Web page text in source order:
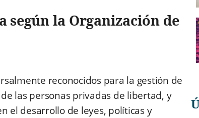
según la Organización de
reconocidos para la gestión de
las personas privadas de libertad, y
el desarrollo de leyes, políticas y